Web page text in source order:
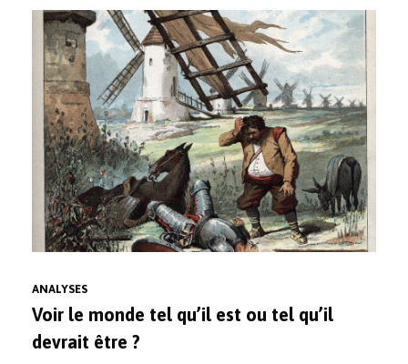
ANALYSES
Voir le monde tel qu’il est ou tel qu’il
devrait être ?